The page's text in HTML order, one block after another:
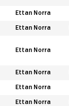
Ettan Norra
Ettan Norra
Ettan Norra
Ettan Norra
Ettan Norra
Ettan Norra